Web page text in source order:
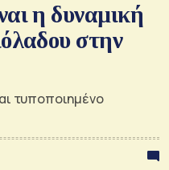
η δυναμική
στην
τυποποιημένο